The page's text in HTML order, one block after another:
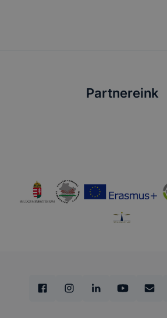
Partnereink